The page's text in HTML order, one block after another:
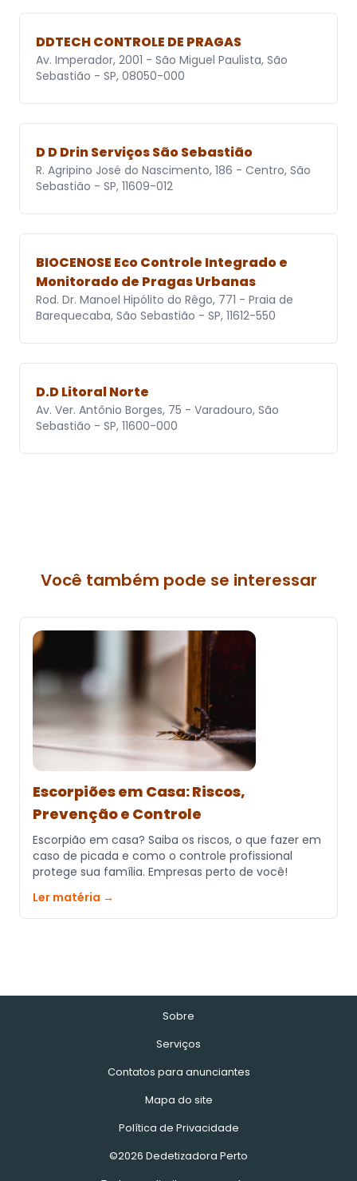
DDTECH CONTROLE DE PRAGAS
Av. Imperador, 2001 - São Miguel Paulista, São
Sebastião - SP, 08050-000
D D Drin Serviços São Sebastião
R. Agripino José do Nascimento, 186 - Centro, São
Sebastião - SP, 11609-012
BIOCENOSE Eco Controle Integrado e
Monitorado de Pragas Urbanas
Rod. Dr. Manoel Hipólito do Rêgo, 771 - Praia de
Barequecaba, São Sebastião - SP, 11612-550
D.D Litoral Norte
Av. Ver. Antônio Borges, 75 - Varadouro, São
Sebastião - SP, 11600-000
Você também pode se interessar
Escorpiões em Casa: Riscos,
Prevenção e Controle
Escorpião em casa? Saiba os riscos, o que fazer em
caso de picada e como o controle profissional
protege sua família. Empresas perto de você!
Ler matéria →
Sobre
Serviços
Contatos para anunciantes
Mapa do site
Política de Privacidade
©2026 Dedetizadora Perto